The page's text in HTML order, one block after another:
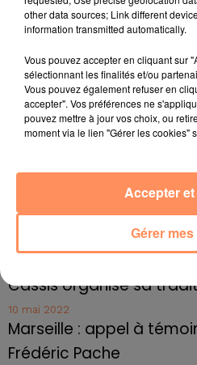
Radio Star Live avec
27 juin 2022
Marseille : une
relation extras et...
Le cocholed pour jouer
jusqu'au bout de la nuit !
Toulon : des quais
Cassis organise sa
10 mai 2022
Marseille : appel à
Frédéric Pache
other data sources; Link different
information transmitted automatically.
Vous pouvez accepter en cliquant sur
sélectionnant les finalités et/ou
Vous pouvez également refuser en
accepter". Vos préférences ne
pouvez mettre à jour vos choix, ou
moment via le lien "Gérer les cookies"
Gérer
Accepter